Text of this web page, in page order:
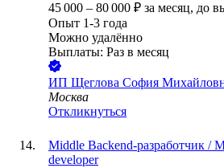
45 000 – 80 000 ₽ за месяц, до
Опыт 1-3 года
Можно удалённо
Выплаты: Раз в месяц
ИП Щеглова София
Москва
Откликнуться
Middle Backend-разработчик /
developer